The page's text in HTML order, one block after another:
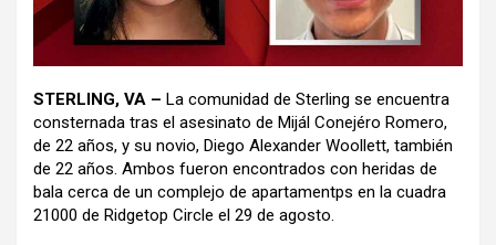
STERLING, VA – La comunidad de Sterling se encuentra
consternada tras el asesinato de Mijál Conejéro Romero,
de 22 años, y su novio, Diego Alexander Woollett, también
de 22 años. Ambos fueron encontrados con heridas de
bala cerca de un complejo de apartamentps en la cuadra
21000 de Ridgetop Circle el 29 de agosto.